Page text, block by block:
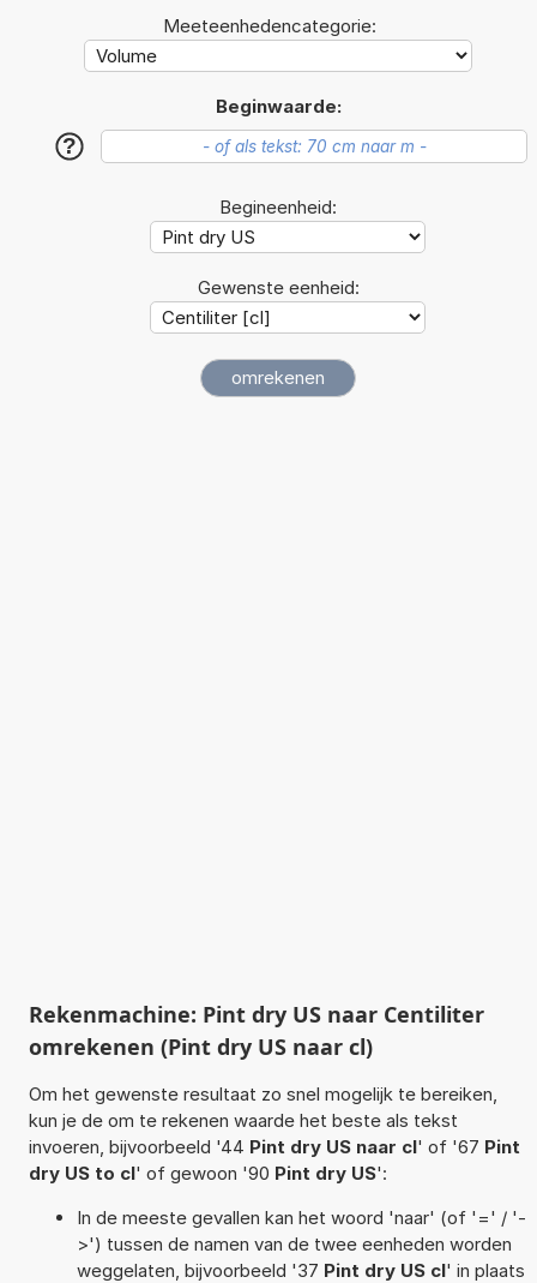
Meeteenhedencategorie:
Beginwaarde:
?
Begineenheid:
Gewenste eenheid:
Rekenmachine: Pint dry US naar Centiliter
omrekenen (Pint dry US naar cl)
Om het gewenste resultaat zo snel mogelijk te bereiken,
kun je de om te rekenen waarde het beste als tekst
invoeren, bijvoorbeeld '44 Pint dry US naar cl' of '67 Pint
dry US to cl' of gewoon '90 Pint dry US':
In de meeste gevallen kan het woord 'naar' (of '=' / '-
>') tussen de namen van de twee eenheden worden
weggelaten, bijvoorbeeld '37 Pint dry US cl' in plaats